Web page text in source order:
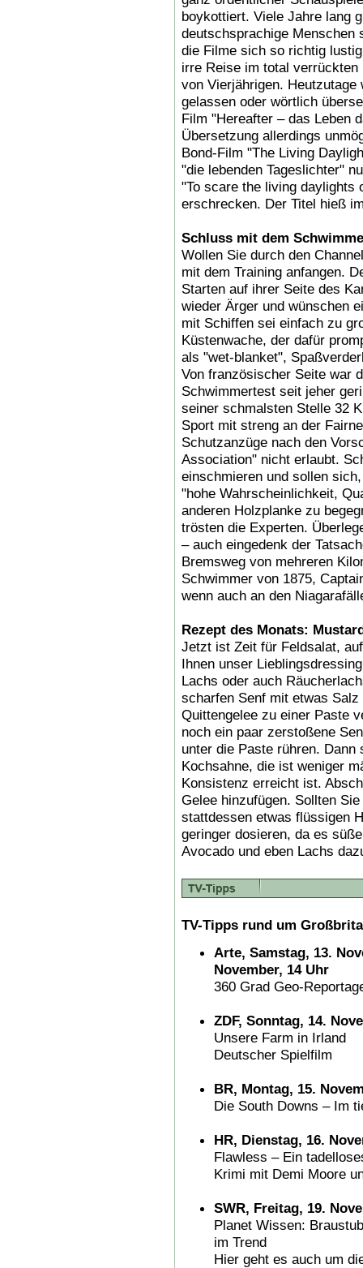
boykottiert. Viele Jahre lang
deutschsprachige Menschen
die Filme sich so richtig
irre Reise im total
von Vierjährigen.
gelassen oder wörtlich
Film "Hereafter – das Leben
Übersetzung allerdings
Bond-Film "The Living
"die lebenden Tageslichter"
"To scare the living daylights
erschrecken. Der Titel hieß
Schluss mit dem
Wollen Sie durch den
mit dem Training anfangen.
Starten auf ihrer Seite des
wieder Ärger und wünschen
mit Schiffen sei einfach zu
Küstenwache, der dafür
als "wet-blanket",
Von französischer Seite war
Schwimmertest seit jeher
seiner schmalsten Stelle 32
Sport mit streng an der
Schutzanzüge nach den
Association" nicht erlaubt.
einschmieren und sollen
"hohe Wahrscheinlichkeit,
anderen Holzplanke zu
trösten die Experten.
– auch eingedenk der
Bremsweg von mehreren
Schwimmer von 1875,
wenn auch an den
Rezept des Monats:
Jetzt ist Zeit für Feldsalat,
Ihnen unser
Lachs oder auch
scharfen Senf mit etwas
Quittengelee zu einer Paste
noch ein paar zerstoßene
unter die Paste rühren.
Kochsahne, die ist weniger
Konsistenz erreicht ist.
Gelee hinzufügen. Sollten
stattdessen etwas flüssigen
geringer dosieren, da es
Avocado und eben Lachs
TV-Tipps rund um
Arte, Samstag, 13.
November, 14 Uhr
360 Grad Geo-
ZDF, Sonntag, 14.
Unsere Farm in Irland
Deutscher Spielfilm
BR, Montag, 15.
Die South Downs – Im
HR, Dienstag, 16.
Flawless – Ein
Krimi mit Demi Moore
SWR, Freitag, 19.
Planet Wissen:
im Trend
Hier geht es auch um